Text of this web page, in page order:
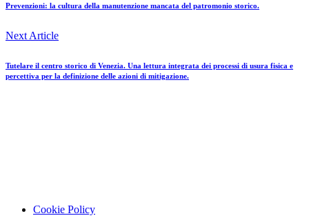
Prevenzioni: la cultura della manutenzione mancata del patromonio storico.
Next Article
Tutelare il centro storico di Venezia. Una lettura integrata dei processi di usura fisica e
percettiva per la definizione delle azioni di mitigazione.
Cookie Policy